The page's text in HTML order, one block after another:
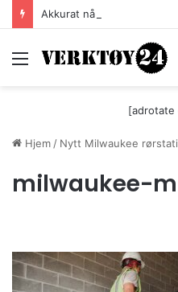
Akkurat nå er batteri-
Meny
[adrotate
Hjem / Nytt Milwaukee
milwaukee-